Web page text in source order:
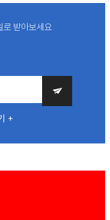
받아보세요
+